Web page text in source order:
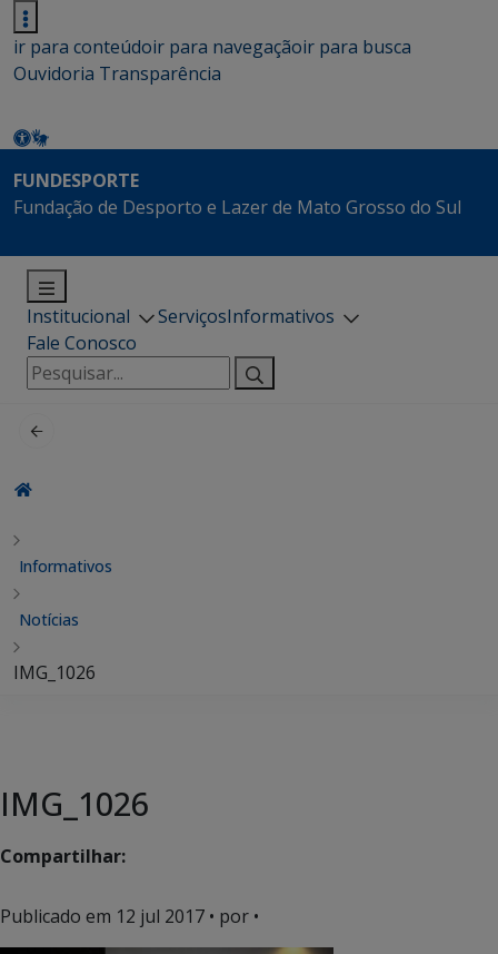
ir para conteúdoir para navegaçãoir para busca
Ouvidoria Transparência
FUNDESPORTE
Fundação de Desporto e Lazer de Mato Grosso do Sul
Institucional ServiçosInformativos
Fale Conosco
Pesquisar
por:
Informativos
Notícias
IMG_1026
IMG_1026
Compartilhar:
Publicado em 12 jul 2017 • por •